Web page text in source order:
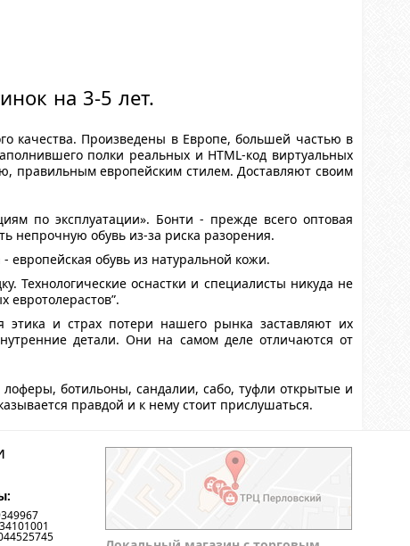
на 3-5 лет.
качества. Произведены в Европе, большей частью в
полки реальных и HTML-код виртуальных
правильным европейским стилем. Доставляют своим
по эксплуатации». Бонти - прежде всего оптовая
непрочную обувь из-за риска разорения.
обувь из натуральной кожи.
Технологические оснастки и специалисты никуда не
евротолерастов”.
этика и страх потери нашего рынка заставляют их
детали. Они на самом деле отличаются от
ботильоны, сандалии, сабо, туфли открытые и
правдой и к нему стоит прислушаться.